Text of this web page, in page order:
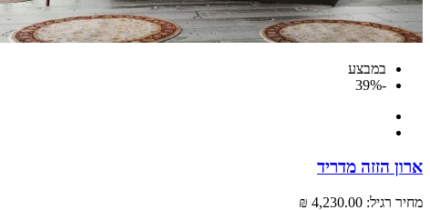
במבצע
-39%
ארון הזזה מדריד
מחיר רגיל: 4,230.00 ₪